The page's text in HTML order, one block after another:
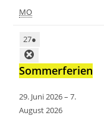
MO
27●
Sommerferien
29. Juni 2026–7.
August 2026